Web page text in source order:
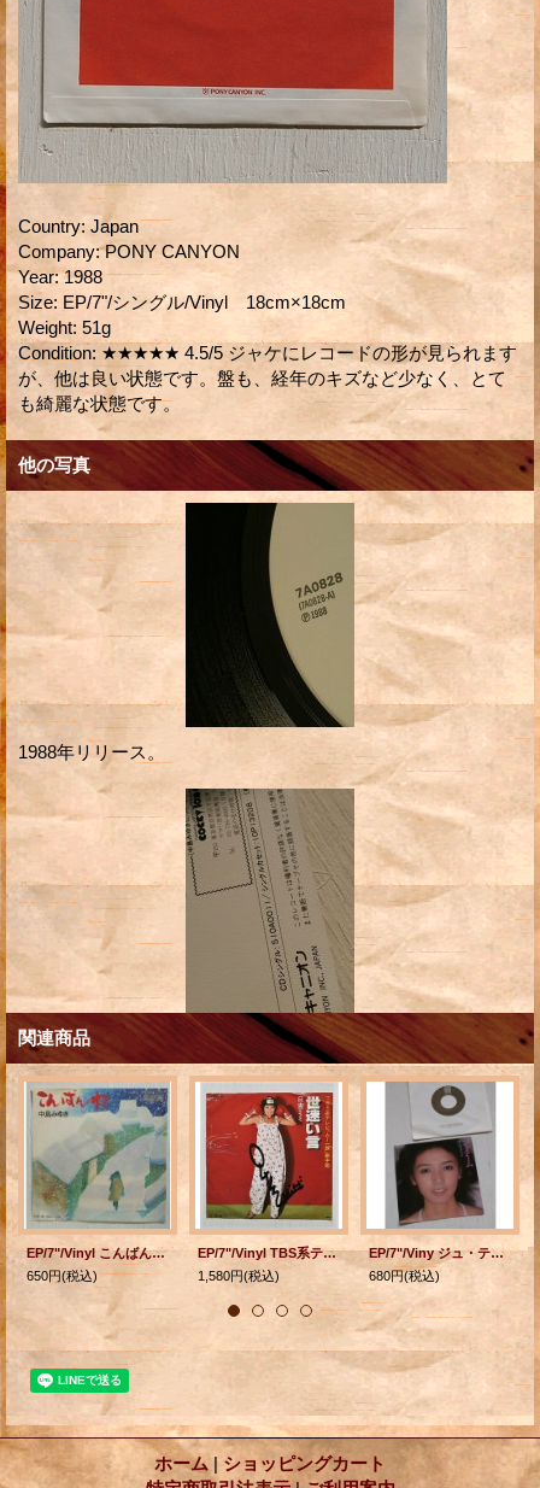
Country: Japan
Company: PONY CANYON
Year: 1988
Size: EP/7"/シングル/Vinyl 18cm×18cm
Weight: 51g
Condition: ★★★★★ 4.5/5 ジャケにレコードの形が見られます
が、他は良い状態です。盤も、経年のキズなど少なく、とて
も綺麗な状態です。
他の写真
1988年リリース。
関連商品
EP/7"/Vinyl こんばんわ 強い風はいつも 中島みゆき (1976) AARD-VARK
650円(税込)
EP/7"/Vinyl TBS系テレビ「ムー一族」劇中歌 ”世迷い言/翔べないわ” 日吉ミミ (1978) Victor サイン入り
1,580円(税込)
EP/7"/Viny ジュ・テーム/ヨーヨー 木之内みどり (1977) NAV
680円(税込)
ホーム | ショッピングカート